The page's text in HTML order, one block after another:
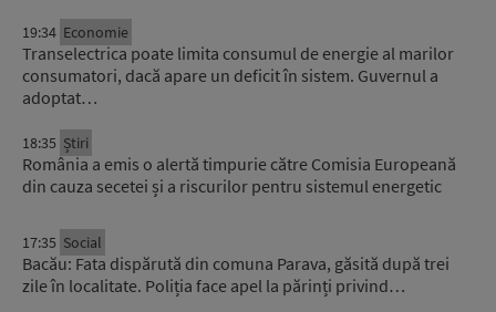
19:34 Economie
Transelectrica poate limita consumul de energie al marilor
consumatori, dacă apare un deficit în sistem. Guvernul a
adoptat…
18:35 Știri
România a emis o alertă timpurie către Comisia Europeană
din cauza secetei și a riscurilor pentru sistemul energetic
17:35 Social
Bacău: Fata dispărută din comuna Parava, găsită după trei
zile în localitate. Poliția face apel la părinți privind…